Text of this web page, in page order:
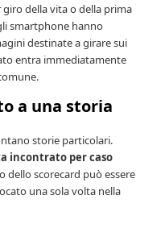
giro della vita o della prima
smartphone hanno
destinate a girare sui
entra immediatamente
a una storia
storie particolari.
incontrato per caso
dello scorecard può essere
una sola volta nella